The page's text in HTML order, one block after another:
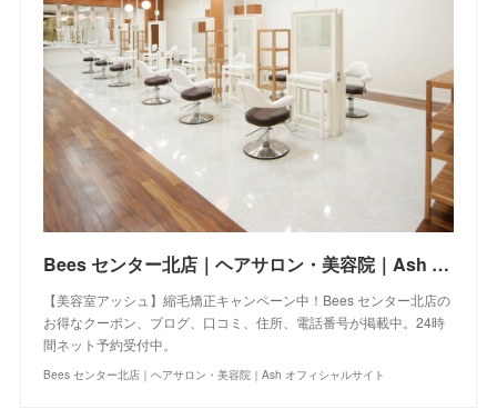
Bees センター北店｜ヘアサロン・美容院｜Ash オフィシャルサイト
【美容室アッシュ】縮毛矯正キャンペーン中！Bees センター北店の
お得なクーポン、ブログ、口コミ、住所、電話番号が掲載中。24時
間ネット予約受付中。
Bees センター北店｜ヘアサロン・美容院｜Ash オフィシャルサイト